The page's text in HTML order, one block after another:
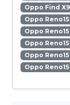
Oppo Find X9
Oppo
Oppo Reno15
Oppo Reno15
Oppo Reno15
Oppo Reno15